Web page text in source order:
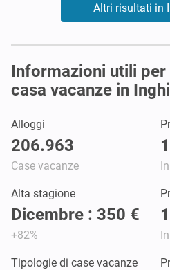
Altri risultati in
Informazioni utili per
casa vacanze in
Alloggi
206.963
Case vacanze
Alta stagione
Dicembre : 350 €
+82%
Tipologie di case vacanze